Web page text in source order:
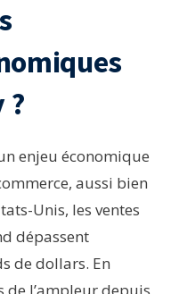
?
enjeu économique
aussi bien
Unis, les ventes
dépassent
de dollars. En